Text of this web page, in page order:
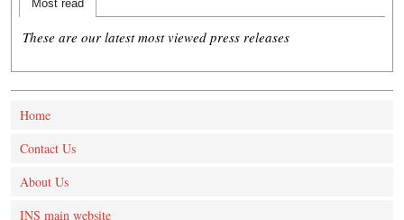
Most read
These are our latest most viewed press releases
Home
Contact Us
About Us
INS main website